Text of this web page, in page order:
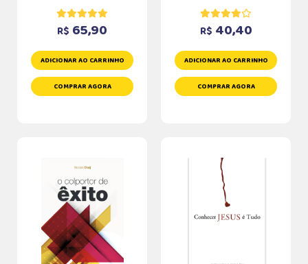
R$ 65,90
ADICIONAR AO CARRINHO
COMPRAR AGORA
R$ 40,40
ADICIONAR AO CARRINHO
COMPRAR AGORA